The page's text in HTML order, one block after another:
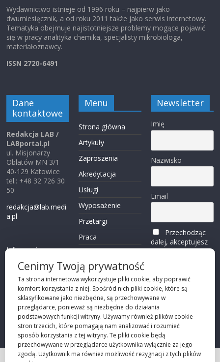
Wydawnictwo istnieje od 1996 roku – najpierw jako
dwumiesięcznik, a od roku 2011 także jako serwis internetowy.
Tematyka obejmuje najistotniejsze problemy mogące pojawić
się w pracy analityka chemika, specjalisty mikrobiologa,
materiałoznawcy.
ISSN 2720-6491
Dane
kontaktowe
Redakcja LAB /
LABportal.pl
ul. Misjonarzy
Oblatów MN 3/1
40-129 Katowice
tel.: +48 32 726 30
50
redakcja@lab.medi
a.pl
Informacje o
Przechodząc dalej,
akceptujeszpolity
kę prywatności
Menu
Strona główna
Artykuły
Zaproszenia
Akredytacja
Usługi
Wyposażenie
Przetargi
Praca
Kontakt
Newsletter
Imię
Nazwisko
Email
Przechodząc
dalej, akceptujesz
politykę
Cenimy Twoją prywatność
Ta strona internetowa wykorzystuje pliki cookie, aby poprawić
komfort korzystania z niej. Spośród nich pliki cookie, które są
sklasyfikowane jako niezbędne, są przechowywane w
przeglądarce, ponieważ są niezbędne do działania
podstawowych funkcji witryny. Używamy również plików cookie
stron trzecich, które pomagają nam analizować i rozumieć
sposób korzystania z tej witryny. Te pliki cookie będą
przechowywane w przeglądarce użytkownika wyłącznie za jego
zgodą. Użytkownik ma również możliwość rezygnacji z tych plików